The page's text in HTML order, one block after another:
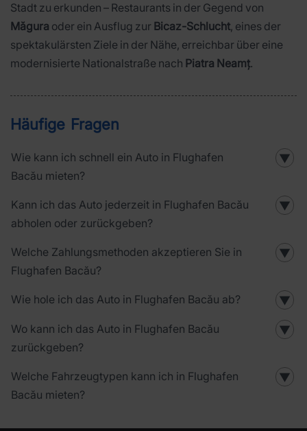
Stadt zu erkunden – Restaurants in der Gegend von
Măgura oder ein Ausflug zur Bicaz-Schlucht, eines der
spektakulärsten Ziele in der Nähe, erreichbar über eine
modernisierte Nationalstraße nach Piatra Neamț.
Häufige Fragen
Wie kann ich schnell ein Auto in Flughafen
Bacău mieten?
▼
Kann ich das Auto jederzeit in Flughafen Bacău
abholen oder zurückgeben?
▼
Welche Zahlungsmethoden akzeptieren Sie in
Flughafen Bacău?
▼
Wie hole ich das Auto in Flughafen Bacău ab? ▼
Wo kann ich das Auto in Flughafen Bacău
zurückgeben?
▼
Welche Fahrzeugtypen kann ich in Flughafen
Bacău mieten?
▼